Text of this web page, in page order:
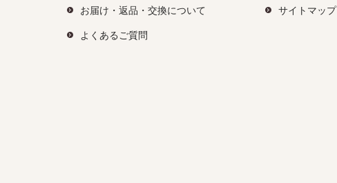
お届け・返品・交換について
よくあるご質問
サイトマップ